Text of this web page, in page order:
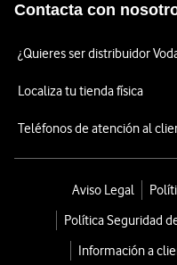
Contacta con
¿Quieres ser distribuidor
Localiza tu tienda física
Teléfonos de atención al
Aviso Legal
Política Seguridad
Información a